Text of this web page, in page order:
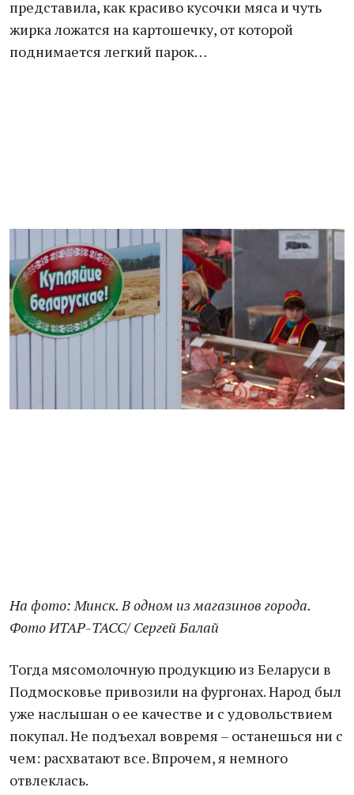
представила, как красиво кусочки мяса и чуть
жирка ложатся на картошечку, от которой
поднимается легкий парок…
На фото: Минск. В одном из магазинов города.
Фото ИТАР-ТАСС/ Сергей Балай
Тогда мясомолочную продукцию из Беларуси в
Подмосковье привозили на фургонах. Народ был
уже наслышан о ее качестве и с удовольствием
покупал. Не подъехал вовремя – останешься ни с
чем: расхватают все. Впрочем, я немного
отвлеклась.